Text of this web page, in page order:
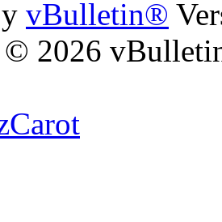
vBulletin®
2026